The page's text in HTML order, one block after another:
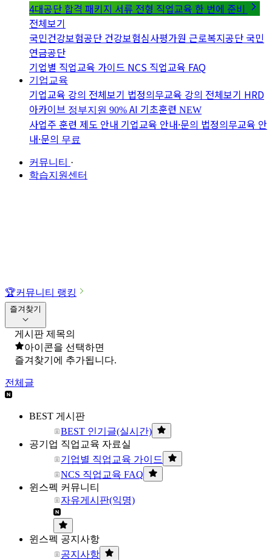
4대공단 합격 패키지 서류 전형 직업교육 한 번에 준비
전체보기
국민건강보험공단 건강보험심사평가원 근로복지공단 국민
연금공단
기업별 직업교육 가이드 NCS 직업교육 FAQ
기업교육
기업교육 강의 전체보기 법정의무교육 강의 전체보기 HRD
아카이브 정부지원 90% AI 기초훈련 NEW
사업주 훈련 제도 안내 기업교육 안내·문의 법정의무교육 안
내·문의 무료
커뮤니티 ·
학습지원센터
🏆커뮤니티 랭킹
즐겨찾기
게시판 제목의
아이콘을 선택하면
즐겨찾기에 추가됩니다.
전체글
BEST 게시판
BEST 인기글(실시간)
공기업 직업교육 자료실
기업별 직업교육 가이드
NCS 직업교육 FAQ
윈스펙 커뮤니티
자유게시판(익명)
윈스펙 공지사항
공지사항